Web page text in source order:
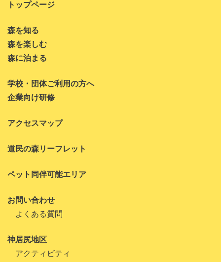
2023年3月
2023年1月
2022年10月
2022年6月
2022年3月
2021年10月
トップページ
森を知る
森を楽しむ
森に泊まる
学校・団体ご利用の方へ
企業向け研修
アクセスマップ
道民の森リーフレット
ペット同伴可能エリア
お問い合わせ
よくある質問
神居尻地区
アクティビティ